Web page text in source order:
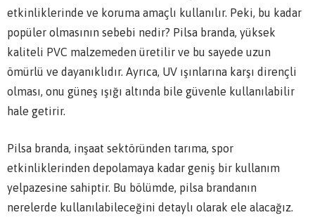
etkinliklerinde ve koruma amaçlı kullanılır. Peki, bu kadar
popüler olmasının sebebi nedir? Pilsa branda, yüksek
kaliteli PVC malzemeden üretilir ve bu sayede uzun
ömürlü ve dayanıklıdır. Ayrıca, UV ışınlarına karşı dirençli
olması, onu güneş ışığı altında bile güvenle kullanılabilir
hale getirir.
Pilsa branda, inşaat sektöründen tarıma, spor
etkinliklerinden depolamaya kadar geniş bir kullanım
yelpazesine sahiptir. Bu bölümde, pilsa brandanın
nerelerde kullanılabileceğini detaylı olarak ele alacağız.